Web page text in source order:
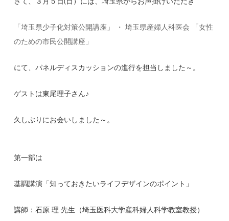
さて、３月５日(日）には、埼玉県からお声掛けいただき
「埼玉県少子化対策公開講座」 ・ 埼玉県産婦人科医会 「女性
のための市民公開講座」
にて、パネルディスカッションの進行を担当しました～。
ゲストは東尾理子さん♪
久しぶりにお会いしました～。
第一部は
基調講演「知っておきたいライフデザインのポイント」
講師：石原 理 先生（埼玉医科大学産科婦人科学教室教授）